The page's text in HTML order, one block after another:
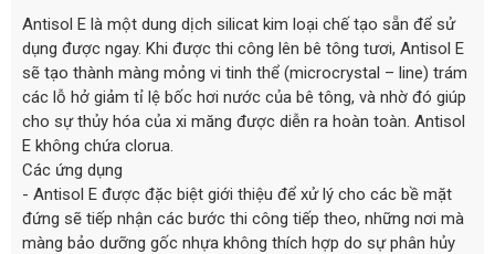
Antisol E là một dung dịch silicat kim loại chế tạo sẵn để sử
dụng được ngay. Khi được thi công lên bê tông tươi, Antisol E
sẽ tạo thành màng mỏng vi tinh thể (microcrystal – line) trám
các lỗ hở giảm tỉ lệ bốc hơi nước của bê tông, và nhờ đó giúp
cho sự thủy hóa của xi măng được diễn ra hoàn toàn. Antisol
E không chứa clorua.
Các ứng dụng
- Antisol E được đặc biệt giới thiệu để xử lý cho các bề mặt
đứng sẽ tiếp nhận các bước thi công tiếp theo, những nơi mà
màng bảo dưỡng gốc nhựa không thích hợp do sự phân hủy